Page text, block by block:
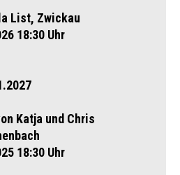
List, Zwickau
18:30 Uhr
Katja und Chris
18:30 Uhr